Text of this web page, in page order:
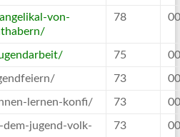
von-
78
75
73
lernen-konfi/ 73
jugend-volk-
73